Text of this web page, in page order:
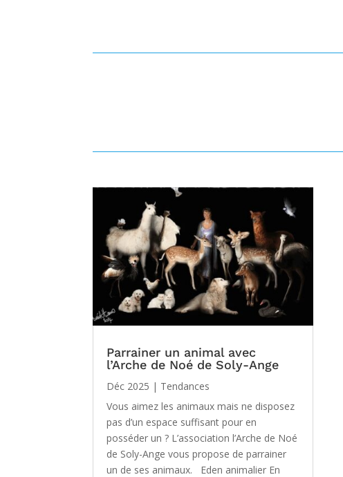
Parrainer un animal avec
l’Arche de Noé de Soly-Ange
Déc 2025 | Tendances
Vous aimez les animaux mais ne disposez
pas d’un espace suffisant pour en
posséder un ? L’association l’Arche de Noé
de Soly-Ange vous propose de parrainer
un de ses animaux. Eden animalier En